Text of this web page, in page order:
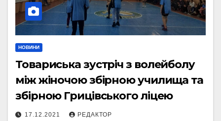
НОВИНИ
Товариська зустріч з волейболу
між жіночою збірною училища та
збірною Грицівського ліцею
17.12.2021 РЕДАКТОР